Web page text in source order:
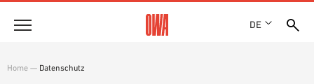
DE
Home — Datenschutz